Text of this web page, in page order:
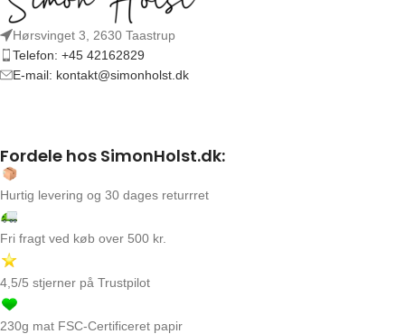
Hørsvinget 3, 2630 Taastrup
Telefon: +45 42162829
E-mail: kontakt@simonholst.dk
Fordele hos SimonHolst.dk:
Hurtig levering og 30 dages returrret
Fri fragt ved køb over 500 kr.
4,5/5 stjerner på Trustpilot
230g mat FSC-Certificeret papir